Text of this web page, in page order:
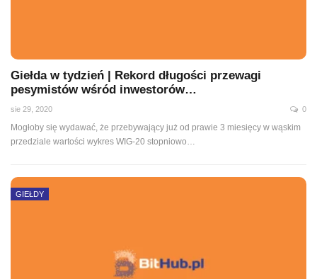
Giełda w tydzień | Rekord długości przewagi
pesymistów wśród inwestorów…
sie 29, 2020 0
Mogłoby się wydawać, że przebywający już od prawie 3 miesięcy w wąskim
przedziale wartości wykres WIG-20 stopniowo
GIEŁDY